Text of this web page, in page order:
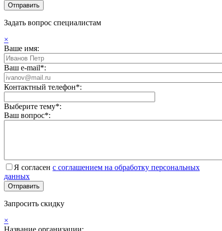
Задать вопрос специалистам
×
Ваше имя:
Ваш e-mail*:
Контактный телефон*:
Выберите тему*:
Ваш вопрос*:
Я согласен с соглашением на обработку персональных
данных
Запросить скидку
×
Название организации: